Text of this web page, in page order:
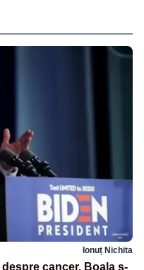
Ionuț Nichita
cancer. Boala s-